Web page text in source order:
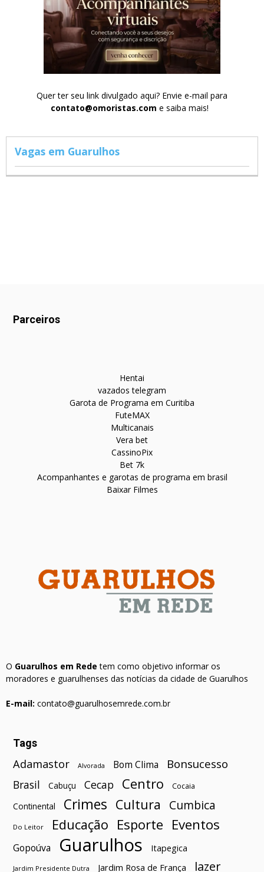
Quer ter seu link divulgado aqui? Envie e-mail para
contato@omoristas.com e saiba mais!
Vagas em Guarulhos
Parceiros
Hentai
vazados telegram
Garota de Programa em Curitiba
FuteMAX
Multicanais
Vera bet
CassinoPix
Bet 7k
Acompanhantes e garotas de programa em brasil
Baixar Filmes
O Guarulhos em Rede tem como objetivo informar os
moradores e guarulhenses das notícias da cidade de Guarulhos
E-mail: contato@guarulhosemrede.com.br
Tags
Adamastor Alvorada Bom Clima Bonsucesso
Brasil Cabuçu Cecap Centro Cocaia
Continental Crimes Cultura Cumbica
Do Leitor Educação Esporte Eventos
Gopoúva Guarulhos Itapegica
Jardim Presidente Dutra Jardim Rosa de França lazer